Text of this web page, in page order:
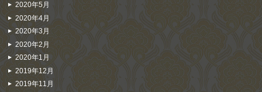
2020年5月
2020年4月
2020年3月
2020年2月
2020年1月
2019年12月
2019年11月